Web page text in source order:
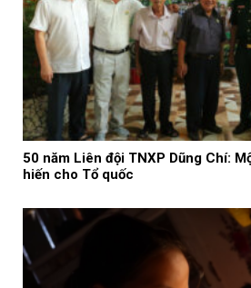
50 năm Liên đội TNXP Dũng Chí:
hiến cho Tổ quốc